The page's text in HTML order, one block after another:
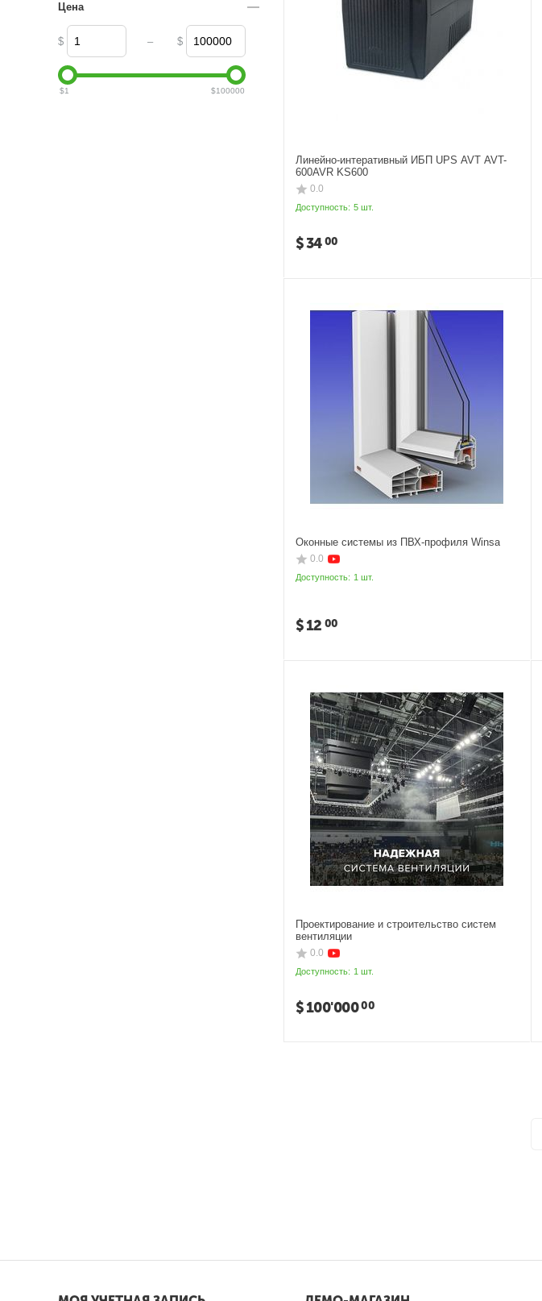
Линейно-интеративный ИБП UPS AVT AVT-
600AVR KS600
0.0
Доступность: 5 шт.
$3400
Оконные системы из ПВХ-профиля Winsa
0.0
Доступность: 1 шт.
$12 00
Проектирование и строительство систем
вентиляции
0.0
Доступность: 1 шт.
$100'00000
Цена
$ – $
$1 $100000